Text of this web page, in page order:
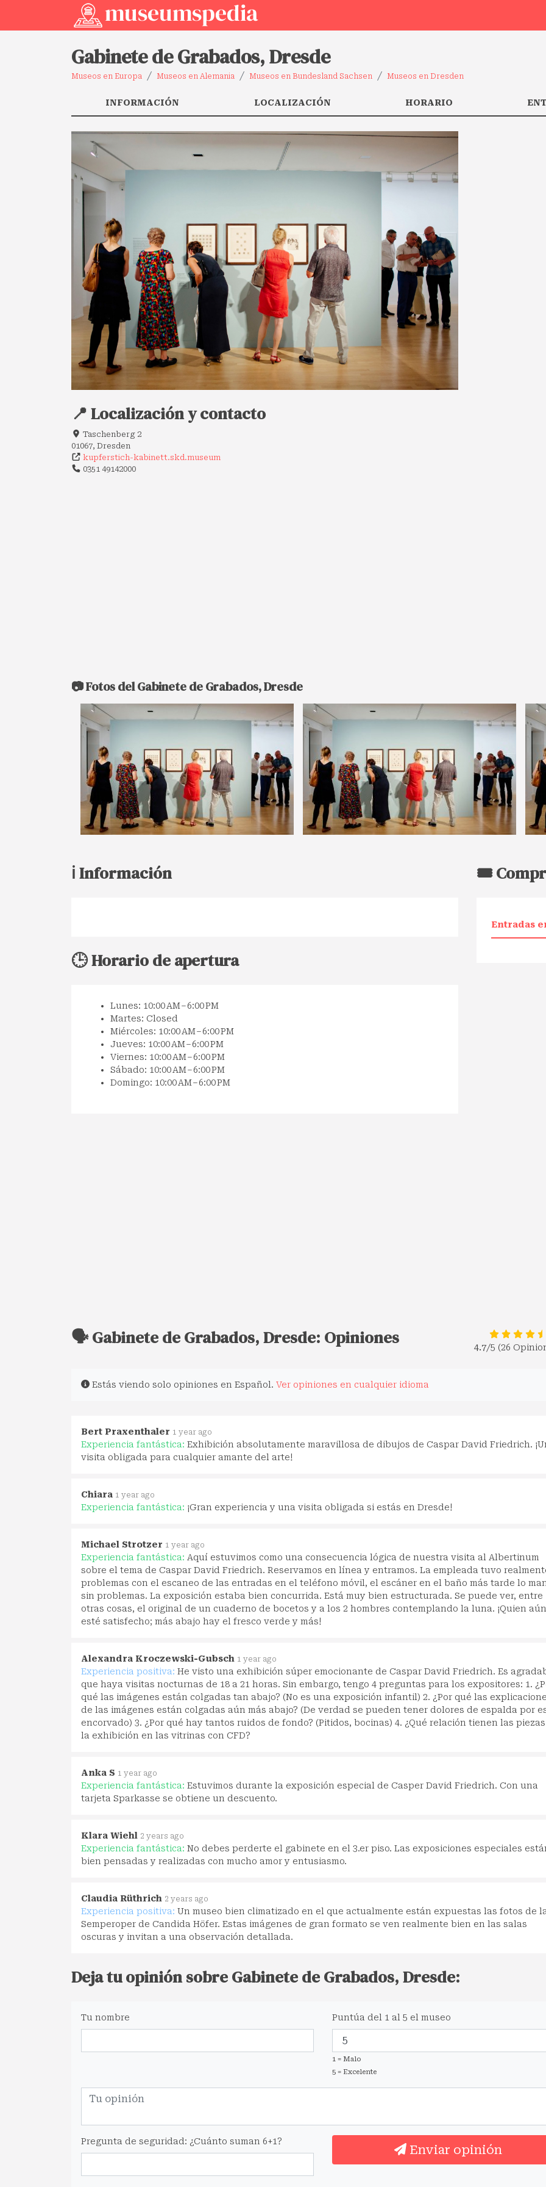
Gabinete de Grabados, Dresde
Museos en Europa Museos en Alemania Museos en Bundesland Sachsen Museos en Dresden
INFORMACIÓN LOCALIZACIÓN HORARIO
📍 Localización y contacto
Taschenberg 2
01067, Dresden
kupferstich-kabinett.skd.museum
0351 49142000
📷 Fotos del Gabinete de Grabados, Dresde
ℹ️ Información
🕒 Horario de apertura
Lunes: 10:00 AM – 6:00 PM
Martes: Closed
Miércoles: 10:00 AM – 6:00 PM
Jueves: 10:00 AM – 6:00 PM
Viernes: 10:00 AM – 6:00 PM
Sábado: 10:00 AM – 6:00 PM
Domingo: 10:00 AM – 6:00 PM
🎟️
Entradas
🗣️ Gabinete de Grabados, Dresde: Opiniones 4.7/5 (26
Estás viendo solo opiniones en Español. Ver opiniones en cualquier idioma
Bert Praxenthaler 1 year ago
Experiencia fantástica: Exhibición absolutamente maravillosa de dibujos de Caspar David Friedrich.
visita obligada para cualquier amante del arte!
Chiara 1 year ago
Experiencia fantástica: ¡Gran experiencia y una visita obligada si estás en Dresde!
Michael Strotzer 1 year ago
Experiencia fantástica: Aquí estuvimos como una consecuencia lógica de nuestra visita al Albertinum
sobre el tema de Caspar David Friedrich. Reservamos en línea y entramos. La empleada tuvo
problemas con el escaneo de las entradas en el teléfono móvil, el escáner en el baño más tarde lo
sin problemas. La exposición estaba bien concurrida. Está muy bien estructurada. Se puede ver, entre
otras cosas, el original de un cuaderno de bocetos y a los 2 hombres contemplando la luna. ¡Quien
esté satisfecho; más abajo hay el fresco verde y más!
Alexandra Kroczewski-Gubsch 1 year ago
Experiencia positiva: He visto una exhibición súper emocionante de Caspar David Friedrich. Es
que haya visitas nocturnas de 18 a 21 horas. Sin embargo, tengo 4 preguntas para los expositores: 1.
qué las imágenes están colgadas tan abajo? (No es una exposición infantil) 2. ¿Por qué las
de las imágenes están colgadas aún más abajo? (De verdad se pueden tener dolores de espalda por
encorvado) 3. ¿Por qué hay tantos ruidos de fondo? (Pitidos, bocinas) 4. ¿Qué relación tienen las
la exhibición en las vitrinas con CFD?
Anka S 1 year ago
Experiencia fantástica: Estuvimos durante la exposición especial de Casper David Friedrich. Con una
tarjeta Sparkasse se obtiene un descuento.
Klara Wiehl 2 years ago
Experiencia fantástica: No debes perderte el gabinete en el 3.er piso. Las exposiciones especiales
bien pensadas y realizadas con mucho amor y entusiasmo.
Claudia Rüthrich 2 years ago
Experiencia positiva: Un museo bien climatizado en el que actualmente están expuestas las fotos de
Semperoper de Candida Höfer. Estas imágenes de gran formato se ven realmente bien en las salas
oscuras y invitan a una observación detallada.
Deja tu opinión sobre Gabinete de Grabados, Dresde:
Tu nombre Puntúa del 1 al 5 el museo
1 = Malo
5 = Excelente
Pregunta de seguridad: ¿Cuánto suman 6+1?
Enviar opinión